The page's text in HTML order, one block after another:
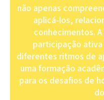
não apenas
aplicá-los,
conhecimentos.
participação
diferentes ritmos de
uma formação
para os desafios de